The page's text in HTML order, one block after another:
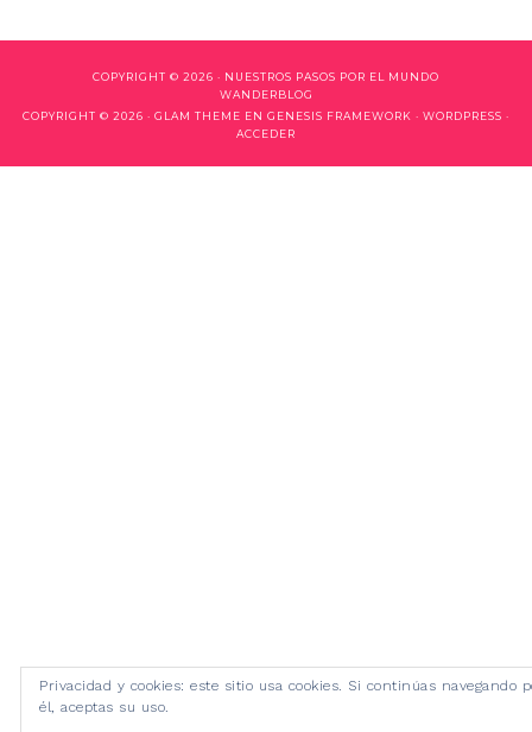
COPYRIGHT © 2026 · NUESTROS PASOS POR EL MUNDO
WANDERBLOG
COPYRIGHT © 2026 · GLAM THEME EN GENESIS FRAMEWORK · WORDPRESS ·
ACCEDER
Privacidad y cookies: este sitio usa cookies. Si continúas navegando
él, aceptas su uso.